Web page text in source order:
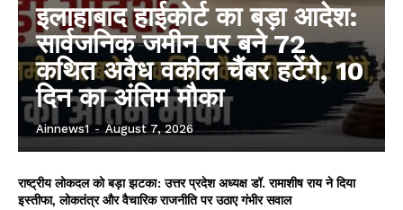
इलाहाबाद हाईकोर्ट का बड़ा आदेश:
सार्वजनिक जमीन पर बने 72
कथित अवैध वकील चैंबर हटेंगे, 10
दिन का अंतिम मौका
Ainnews1 - August 7, 2026
राष्ट्रीय लोकदल को बड़ा झटका: उत्तर प्रदेश अध्यक्ष डॉ. रामाशीष राय ने दिया
इस्तीफा, लोकतंत्र और वैचारिक राजनीति पर उठाए गंभीर सवाल